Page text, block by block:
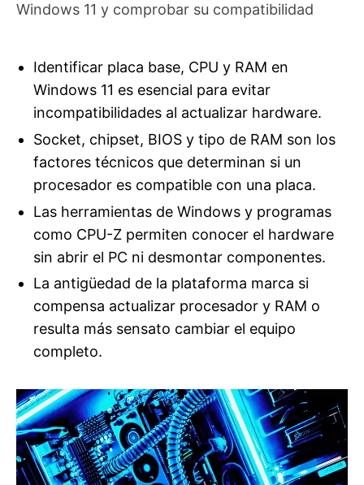
Windows 11 y comprobar su compatibilidad
Identificar placa base, CPU y RAM en
Windows 11 es esencial para evitar
incompatibilidades al actualizar hardware.
Socket, chipset, BIOS y tipo de RAM son los
factores técnicos que determinan si un
procesador es compatible con una placa.
Las herramientas de Windows y programas
como CPU-Z permiten conocer el hardware
sin abrir el PC ni desmontar componentes.
La antigüedad de la plataforma marca si
compensa actualizar procesador y RAM o
resulta más sensato cambiar el equipo
completo.